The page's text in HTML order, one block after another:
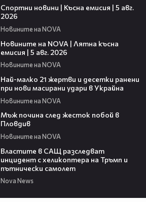
Спортни новини | Късна емисия | 5 авг.
2026
Новините на NOVA
Новините на NOVA | Лятна късна
емисия | 5 авг. 2026
Новините на NOVA
Най-малко 21 жертви и десетки ранени
при нови масирани удари в Украйна
Новините на NOVA
Мъж почина след жесток побой в
Пловдив
Новините на NOVA
Властите в САЩ разследват
инцидент с хеликоптера на Тръмп и
пътнически самолет
Nova News